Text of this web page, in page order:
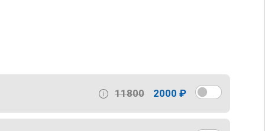
11800 2000 ₽